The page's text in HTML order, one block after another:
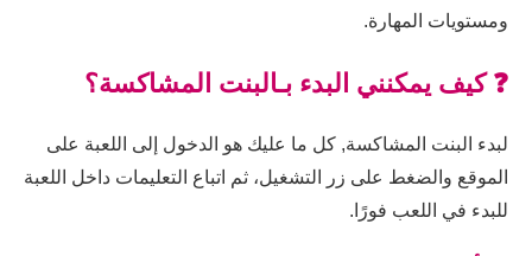
ومستويات المهارة.
❓ كيف يمكنني البدء بـالبنت المشاكسة؟
لبدء البنت المشاكسة, كل ما عليك هو الدخول إلى اللعبة على
الموقع والضغط على زر التشغيل، ثم اتباع التعليمات داخل اللعبة
للبدء في اللعب فورًا.